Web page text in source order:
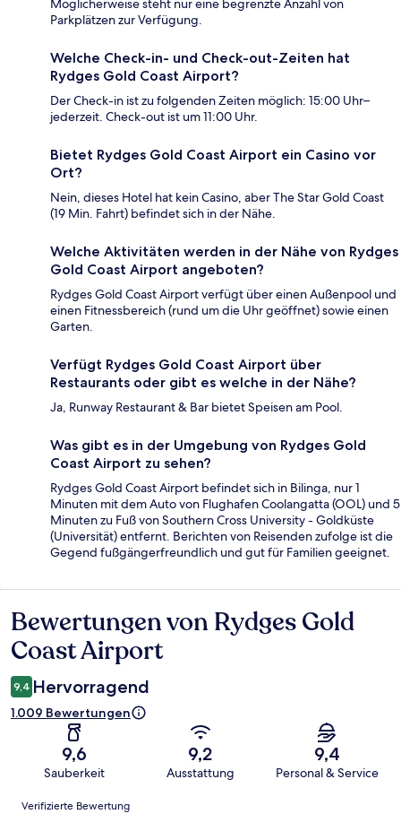
Möglicherweise steht nur eine begrenzte Anzahl von
Parkplätzen zur Verfügung.
Welche Check-in- und Check-out-Zeiten hat
Rydges Gold Coast Airport?
Der Check-in ist zu folgenden Zeiten möglich: 15:00 Uhr–
jederzeit. Check-out ist um 11:00 Uhr.
Bietet Rydges Gold Coast Airport ein Casino vor
Ort?
Nein, dieses Hotel hat kein Casino, aber The Star Gold Coast
(19 Min. Fahrt) befindet sich in der Nähe.
Welche Aktivitäten werden in der Nähe von Rydges
Gold Coast Airport angeboten?
Rydges Gold Coast Airport verfügt über einen Außenpool und
einen Fitnessbereich (rund um die Uhr geöffnet) sowie einen
Garten.
Verfügt Rydges Gold Coast Airport über
Restaurants oder gibt es welche in der Nähe?
Ja, Runway Restaurant & Bar bietet Speisen am Pool.
Was gibt es in der Umgebung von Rydges Gold
Coast Airport zu sehen?
Rydges Gold Coast Airport befindet sich in Bilinga, nur 1
Minuten mit dem Auto von Flughafen Coolangatta (OOL) und 5
Minuten zu Fuß von Southern Cross University - Goldküste
(Universität) entfernt. Berichten von Reisenden zufolge ist die
Gegend fußgängerfreundlich und gut für Familien geeignet.
Bewertungen
Bewertungen von Rydges Gold
Coast Airport
9,4 Hervorragend
1.009 Bewertungen
9,6
Sauberkeit
9,2
Ausstattung
9,4
Personal & Service
Bewertungen
Verifizierte Bewertung